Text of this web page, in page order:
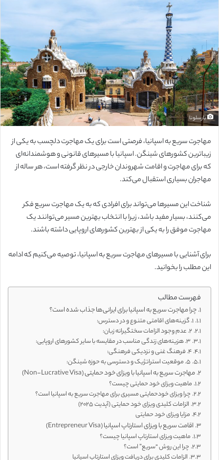
ل
ا
م
ی
ل
بارسلونا
مهاجرت سریع به اسپانیا، فرصتی است برای یک مهاجرت دلچسب به یکی از
زیباترین کشورهای شینگن. اسپانیا با مسیرهای قانونی و هوشمندانه‌ای
که برای مهاجرت و اقامت شهروندان خارجی در نظر گرفته است، هر ساله از
مهاجران بسیاری استقبال می‌کند.
شناخت این مسیرها می‌تواند برای افرادی که به یک مهاجرت سریع فکر
می‌کنند، بسیار مفید باشد، زیرا با انتخاب بهترین مسیر می‌توانند یک
مهاجرت موفق را به یکی از بهترین کشورهای اروپایی داشته باشند.
برای آشنایی با مسیرهای مهاجرت سریع به اسپانیا، توصیه می‌کنیم که ادامه
این مطلب را بخوانید.
فهرست مطالب
چرا مهاجرت سریع به اسپانیا برای ایرانی‌ها جذاب شده است؟
۱. گزینه‌های اقامتی متنوع و در دسترس:
۲. عدم وجود الزامات سختگیرانه زبان:
۳. هزینه‌های زندگی مناسب در مقایسه با سایر کشورهای اروپایی:
۴. فرهنگ غنی و نزدیکی فرهنگی:
۵. موقعیت استراتژیک و دسترسی به حوزه شینگن:
مهاجرت سریع به اسپانیا با ویزای خود حمایتی (Non-Lucrative Visa)
ماهیت ویزای خود حمایتی چیست؟
چرا ویزای خودحمایتی مسیری برای مهاجرت سریع به اسپانیا است؟
الزامات کلیدی ویزای خود حمایتی (آپدیت ۲۰۲۵)
مزایا ویزای خود حمایتی
اقامت سریع با ویزای استارتاپ اسپانیا (Entrepreneur Visa)
ماهیت ویزای استارتاپ اسپانیا چیست؟
چرا این روش “سریع” است؟
الزامات کلیدی برای دریافت ویزای استارتاپ اسپانیا